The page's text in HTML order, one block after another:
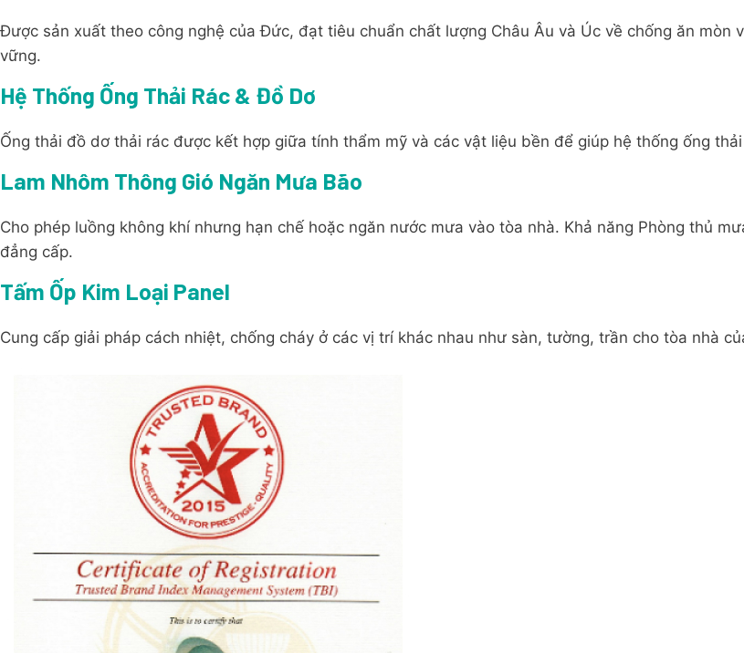
Được sản xuất theo công nghệ của Đức, đạt tiêu chuẩn chất lượng Châu Âu và Úc về chống ăn
vững.
Hệ Thống Ống Thải Rác & Đồ Dơ
Ống thải đồ dơ thải rác được kết hợp giữa tính thẩm mỹ và các vật liệu bền để giúp hệ thống ống
Lam Nhôm Thông Gió Ngăn Mưa Bão
Cho phép luồng không khí nhưng hạn chế hoặc ngăn nước mưa vào tòa nhà. Khả năng Phòng thủ
đẳng cấp.
Tấm Ốp Kim Loại Panel
Cung cấp giải pháp cách nhiệt, chống cháy ở các vị trí khác nhau như sàn, tường, trần cho tòa nhà